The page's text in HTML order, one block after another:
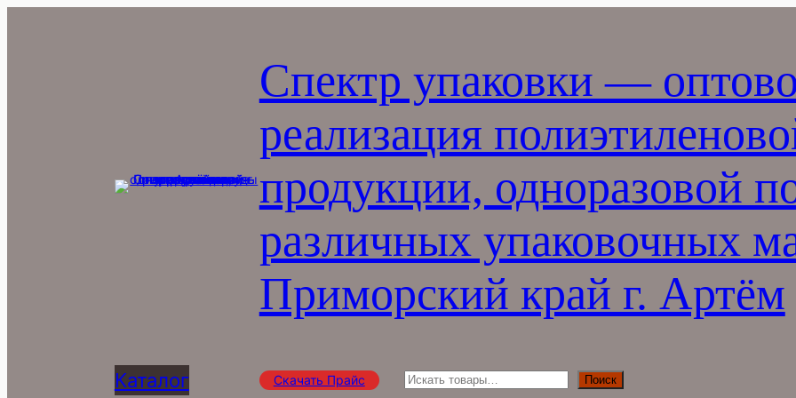
Спектр упаковки —
реализация
продукции, одноразовой
различных упаковочных
Приморский край г. Артём
Каталог Скачать Прайс
П
Поиск